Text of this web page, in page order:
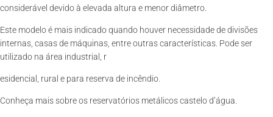
considerável devido à elevada altura e menor diâmetro.
Este modelo é mais indicado quando houver necessidade de divisões
internas, casas de máquinas, entre outras características. Pode ser
utilizado na área industrial, r
esidencial, rural e para reserva de incêndio.
Conheça mais sobre os reservatórios metálicos castelo d’água.